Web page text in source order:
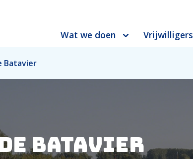
Wat we doen Vrijwilligers
Batavier
de Batavier